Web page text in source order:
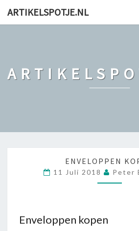
ARTIKELSPOTJE.NL
E
N
P
ENVELOPPEN
11 Juli 2018 Peter
Enveloppen kopen